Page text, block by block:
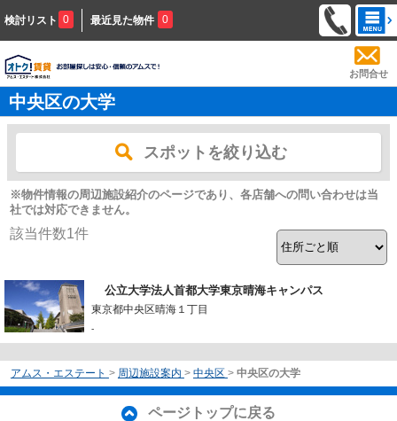
検討リスト 0 最近見た物件 0
お問合せ
中央区の大学
スポットを絞り込む
※物件情報の周辺施設紹介のページであり、各店舗への問い合わせは当
社では対応できません。
該当件数1件
公立大学法人首都大学東京晴海キャンパス
東京都中央区晴海１丁目
-
アムス・エステート > 周辺施設案内 > 中央区 > 中央区の大学
ページトップに戻る